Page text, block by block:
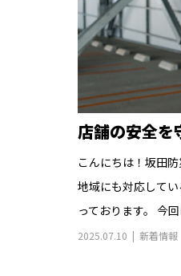
店舗の安全を
こんにちは！坂田
地域にも対応して
っております。 今
2025.07.10 新着情報